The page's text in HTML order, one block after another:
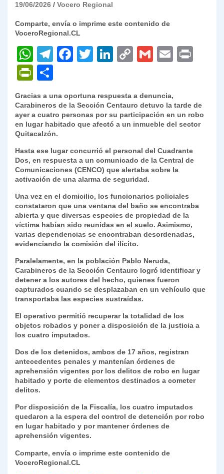
19/06/2026 Vocero Regional
Comparte, envía o imprime este contenido de
VoceroRegional.CL
W
h
at
s
A
p
p
T
gr
a
m
F
e
b
o
o
k
T
er
Li
e
dI
C
y
Li
k
G
l
E
l
P
nt
Fr
ie
n
dl
y
m
p
ar
tir
Gracias a una oportuna respuesta a denuncia,
Carabineros de la Sección Centauro detuvo la tarde de
ayer a cuatro personas por su participación en un robo
en lugar habitado que afectó a un inmueble del sector
Quitacalzón.
Hasta ese lugar concurrió el personal del Cuadrante
Dos, en respuesta a un comunicado de la Central de
Comunicaciones (CENCO) que alertaba sobre la
activación de una alarma de seguridad.
Una vez en el domicilio, los funcionarios policiales
constataron que una ventana del baño se encontraba
abierta y que diversas especies de propiedad de la
víctima habían sido reunidas en el suelo. Asimismo,
varias dependencias se encontraban desordenadas,
evidenciando la comisión del ilícito.
Paralelamente, en la población Pablo Neruda,
Carabineros de la Sección Centauro logró identificar y
detener a los autores del hecho, quienes fueron
capturados cuando se desplazaban en un vehículo que
transportaba las especies sustraídas.
El operativo permitió recuperar la totalidad de los
objetos robados y poner a disposición de la justicia a
los cuatro imputados.
Dos de los detenidos, ambos de 17 años, registran
antecedentes penales y mantenían órdenes de
aprehensión vigentes por los delitos de robo en lugar
habitado y porte de elementos destinados a cometer
delitos.
Por disposición de la Fiscalía, los cuatro imputados
quedaron a la espera del control de detención por robo
en lugar habitado y por mantener órdenes de
aprehensión vigentes.
Comparte, envía o imprime este contenido de
VoceroRegional.CL